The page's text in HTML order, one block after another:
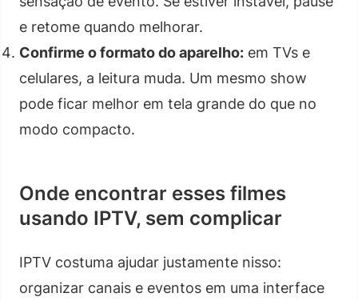
e retome quando melhorar.
Confirme o formato do aparelho: em TVs e
celulares, a leitura muda. Um mesmo show
pode ficar melhor em tela grande do que no
modo compacto.
Onde encontrar esses filmes
usando IPTV, sem complicar
IPTV costuma ajudar justamente nisso:
organizar canais e eventos em uma interface